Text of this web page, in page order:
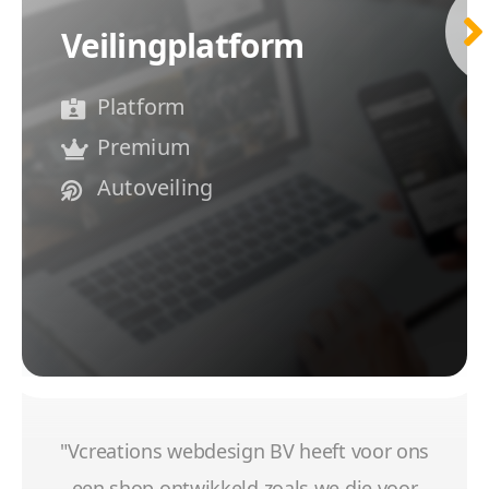
Veilingplatform
Platform
Premium
Autoveiling
"Vcreations webdesign BV heeft voor ons